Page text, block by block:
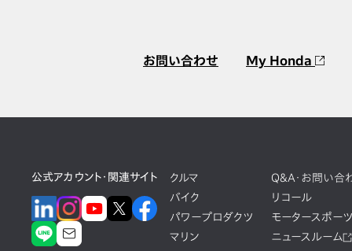
お問い合わせ My Honda
公式アカウント・関連サイト
クルマ
バイク
パワープロダクツ
マリン
Q&A・お問い合
リコール
モータースポーツ
ニュースルーム